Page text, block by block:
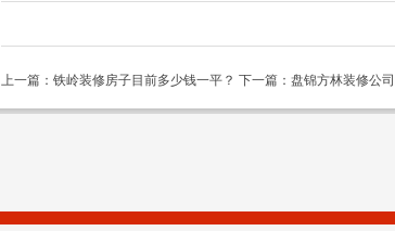
上一篇：铁岭装修房子目前多少钱一平？ 下一篇：盘锦方林装修公